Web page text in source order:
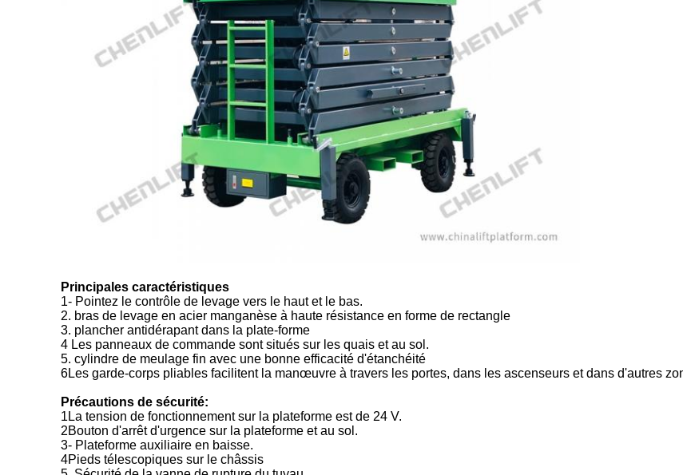
Principales caractéristiques
1- Pointez le contrôle de levage vers le haut et le bas.
2. bras de levage en acier manganèse à haute résistance en forme de rectangle
3. plancher antidérapant dans la plate-forme
4 Les panneaux de commande sont situés sur les quais et au sol.
5. cylindre de meulage fin avec une bonne efficacité d'étanchéité
6Les garde-corps pliables facilitent la manœuvre à travers les portes, dans les ascenseurs et dans d'autres
Précautions de sécurité:
1La tension de fonctionnement sur la plateforme est de 24 V.
2Bouton d'arrêt d'urgence sur la plateforme et au sol.
3- Plateforme auxiliaire en baisse.
4Pieds télescopiques sur le châssis